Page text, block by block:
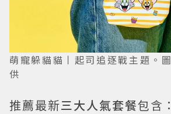
萌寵躲貓貓丨起司追逐戰主題。
供
推薦最新三大人氣套餐包含：